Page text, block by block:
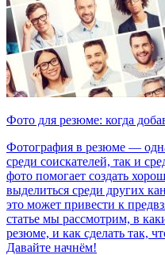
Фото для резюме: когда
Фотография в резюме —
среди соискателей, так и
фото помогает создать
выделиться среди других
это может привести к
статье мы рассмотрим, в
резюме, и как сделать так,
Давайте начнём!